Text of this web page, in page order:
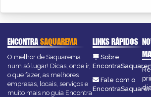
ENCONTRASAQUAREMA
O melhor de Saquarema
num só lugar! Dicas, onde ir,
o que fazer, as melhores
empresas, locais, serviços e
muito mais no guia Encontra
LINKS RÁPIDOS
Sobre
Fale com o